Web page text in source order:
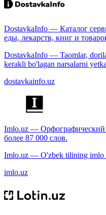
DostavkaInfo — Каталог
еды, лекарств, книг и
DostavkaInfo — Taomlar,
kerakli bo'lagan narsalarni
dostavkainfo.uz
Imlo.uz — Орфографический
более 87 000 слов.
Imlo.uz — O'zbek tilining imlo
imlo.uz